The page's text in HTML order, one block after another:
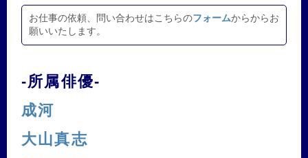
お仕事の依頼、問い合わせはこちらのフォームからからお
願いいたします。
-所属俳優-
成河
大山真志